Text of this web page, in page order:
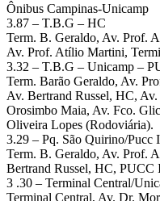
Ônibus Campinas-Unicamp
3.87 – T.B.G – HC
Term. B. Geraldo, Av. Prof.
Av. Prof. Atílio Martini,
3.32 – T.B.G – Unicamp –
Term. Barão Geraldo, Av.
Av. Bertrand Russel, HC,
Orosimbo Maia, Av. Fco.
Oliveira Lopes (Rodoviária).
3.29 – Pq. São Quirino/Pucc I
Term. B. Geraldo, Av. Prof.
Bertrand Russel, HC,
3 .30 – Terminal Central/
Terminal Central, Av. Dr.